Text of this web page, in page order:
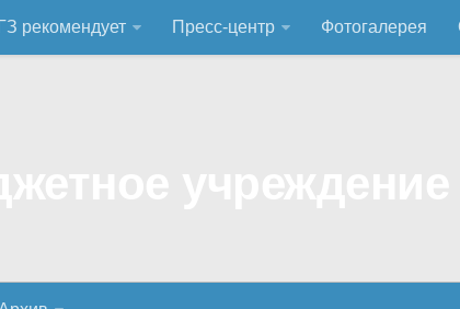
рекомендует Пресс-центр Фотогалерея